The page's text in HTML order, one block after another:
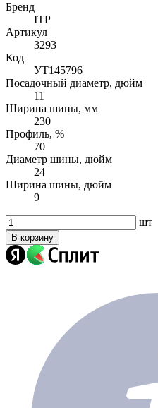
Бренд
ITP
Артикул
3293
Код
УТ145796
Посадочный диаметр, дюйм
11
Ширина шины, мм
230
Профиль, %
70
Диаметр шины, дюйм
24
Ширина шины, дюйм
9
шт
В корзину